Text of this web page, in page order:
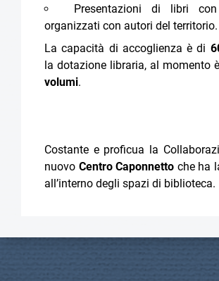
Presentazioni di libri
organizzati con autori del territorio.
La capacità di accoglienza è di
la dotazione libraria, al momento
volumi.
Costante e proficua la
nuovo Centro Caponnetto che ha
all’interno degli spazi di biblioteca.